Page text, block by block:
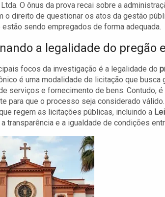
O ônus da prova recai sobre a
o direito de questionar os atos da gestão
sendo empregados de forma adequada.
a legalidade do pregão
focos da investigação é a legalidade do
é uma modalidade de licitação que
serviços e fornecimento de bens. Contudo,
para que o processo seja considerado válido.
regem as licitações públicas, incluindo a
transparência e a igualdade de condições